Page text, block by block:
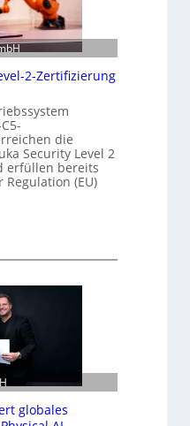
2-Zertifizierung
die
Security Level 2
erfüllen bereits
(EU)
globales